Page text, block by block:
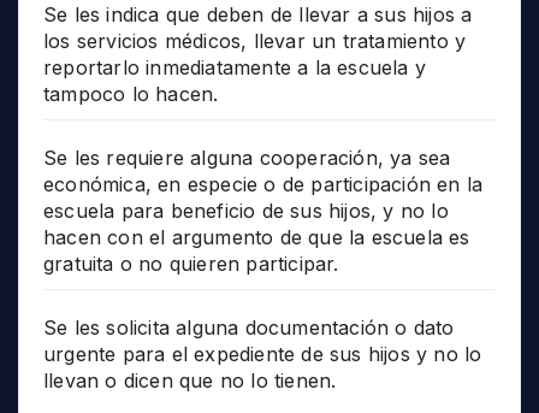
Se les indica que deben de llevar a sus hijos a
los servicios médicos, llevar un tratamiento y
reportarlo inmediatamente a la escuela y
tampoco lo hacen.
Se les requiere alguna cooperación, ya sea
económica, en especie o de participación en la
escuela para beneficio de sus hijos, y no lo
hacen con el argumento de que la escuela es
gratuita o no quieren participar.
Se les solicita alguna documentación o dato
urgente para el expediente de sus hijos y no lo
llevan o dicen que no lo tienen.